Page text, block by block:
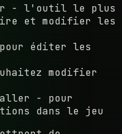
- l'outil le plus
et modifier les
pour éditer les
modifier
- pour
dans le jeu